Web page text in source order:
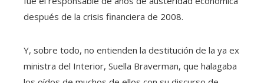
después de la crisis financiera de 2008.
Y, sobre todo, no entienden la destitución de la ya ex
ministra del Interior, Suella Braverman, que halagaba